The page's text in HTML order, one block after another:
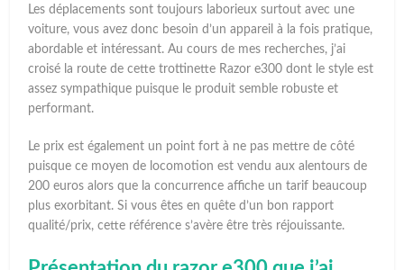
Les déplacements sont toujours laborieux surtout avec une
voiture, vous avez donc besoin d’un appareil à la fois pratique,
abordable et intéressant. Au cours de mes recherches, j’ai
croisé la route de cette trottinette Razor e300 dont le style est
assez sympathique puisque le produit semble robuste et
performant.
Le prix est également un point fort à ne pas mettre de côté
puisque ce moyen de locomotion est vendu aux alentours de
200 euros alors que la concurrence affiche un tarif beaucoup
plus exorbitant. Si vous êtes en quête d’un bon rapport
qualité/prix, cette référence s’avère être très réjouissante.